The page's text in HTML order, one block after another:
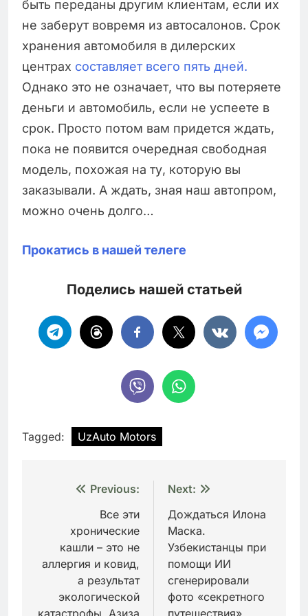
быть переданы другим клиентам, если их
не заберут вовремя из автосалонов. Срок
хранения автомобиля в дилерских
центрах составляет всего пять дней.
Однако это не означает, что вы потеряете
деньги и автомобиль, если не успеете в
срок. Просто потом вам придется ждать,
пока не появится очередная свободная
модель, похожая на ту, которую вы
заказывали. А ждать, зная наш автопром,
можно очень долго…
Прокатись в нашей телеге
Поделись нашей статьей
Tagged: UzAuto Motors
Навигация
записям
Previous:
Все эти
хронические
кашли – это не
аллергия и ковид,
а результат
экологической
Next:
Дождаться Илона
Маска.
Узбекистанцы при
помощи ИИ
сгенерировали
фото «секретного